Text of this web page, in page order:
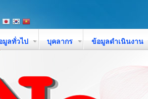
มูลทั่วไป บุคลากร ข้อมูลดำเนินงาน